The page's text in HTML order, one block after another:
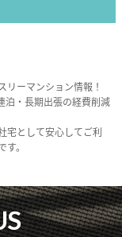
リーマンション情報！
泊・長期出張の経費削減
宅として安心してご利
。